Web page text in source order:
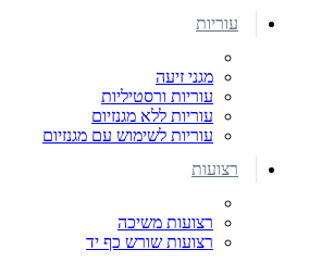
עוריות
מגני זיעה
עוריות ורסטיליות
עוריות ללא מגנזיום
עוריות לשימוש עם מגנזיום
רצועות
רצועות משיכה
רצועות שורש כף יד